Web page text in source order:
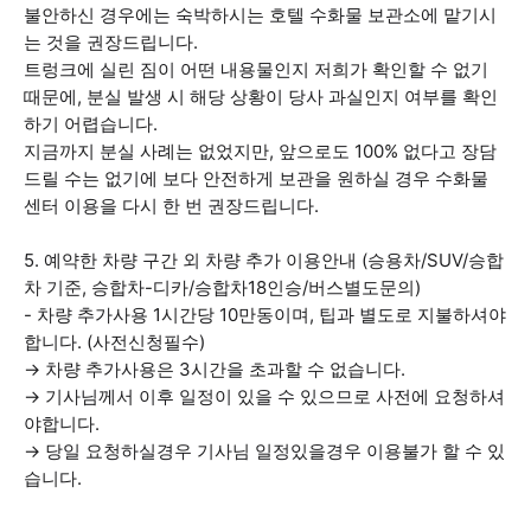
불안하신 경우에는 숙박하시는 호텔 수화물 보관소에 맡기시
는 것을 권장드립니다.
트렁크에 실린 짐이 어떤 내용물인지 저희가 확인할 수 없기
때문에, 분실 발생 시 해당 상황이 당사 과실인지 여부를 확인
하기 어렵습니다.
지금까지 분실 사례는 없었지만, 앞으로도 100% 없다고 장담
드릴 수는 없기에 보다 안전하게 보관을 원하실 경우 수화물
센터 이용을 다시 한 번 권장드립니다.
5. 예약한 차량 구간 외 차량 추가 이용안내 (승용차/SUV/승합
차 기준, 승합차-디카/승합차18인승/버스별도문의)
- 차량 추가사용 1시간당 10만동이며, 팁과 별도로 지불하셔야
합니다. (사전신청필수)
→ 차량 추가사용은 3시간을 초과할 수 없습니다.
→ 기사님께서 이후 일정이 있을 수 있으므로 사전에 요청하셔
야합니다.
→ 당일 요청하실경우 기사님 일정있을경우 이용불가 할 수 있
습니다.